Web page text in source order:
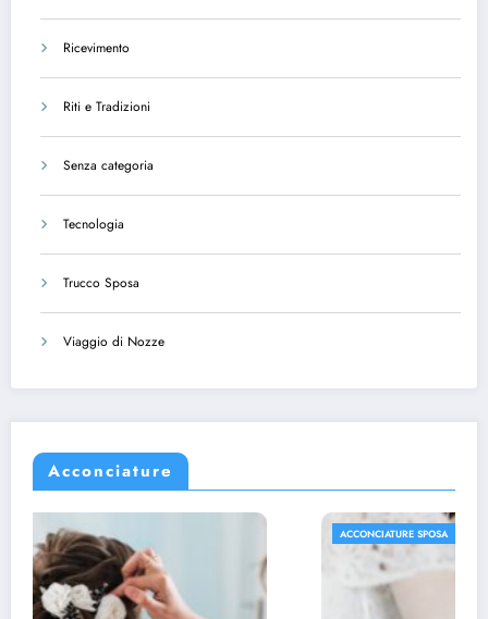
Ricevimento
Riti e Tradizioni
Senza categoria
Tecnologia
Trucco Sposa
Viaggio di Nozze
Acconciature
ACCONCIATURE SPOSA